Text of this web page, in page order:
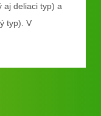
aj deliaci typ) a
typ). V